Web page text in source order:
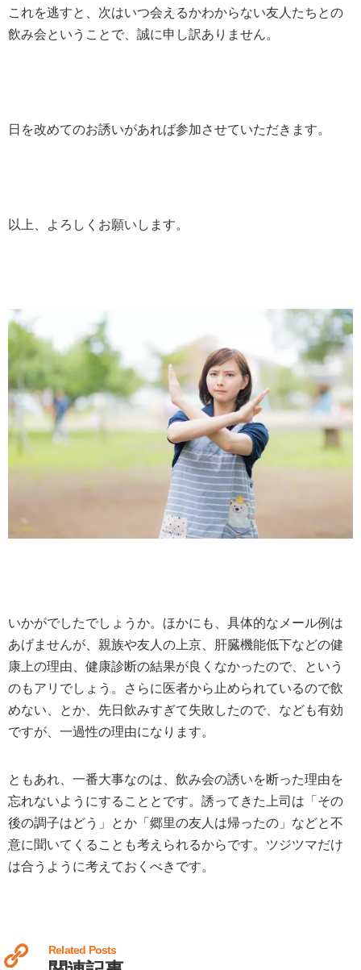
これを逃すと、次はいつ会えるかわからない友人たちとの
飲み会ということで、誠に申し訳ありません。
日を改めてのお誘いがあれば参加させていただきます。
以上、よろしくお願いします。
いかがでしたでしょうか。ほかにも、具体的なメール例は
あげませんが、親族や友人の上京、肝臓機能低下などの健
康上の理由、健康診断の結果が良くなかったので、という
のもアリでしょう。さらに医者から止められているので飲
めない、とか、先日飲みすぎて失敗したので、なども有効
ですが、一過性の理由になります。
ともあれ、一番大事なのは、飲み会の誘いを断った理由を
忘れないようにすることとです。誘ってきた上司は「その
後の調子はどう」とか「郷里の友人は帰ったの」などと不
意に聞いてくることも考えられるからです。ツジツマだけ
は合うように考えておくべきです。
Related Posts